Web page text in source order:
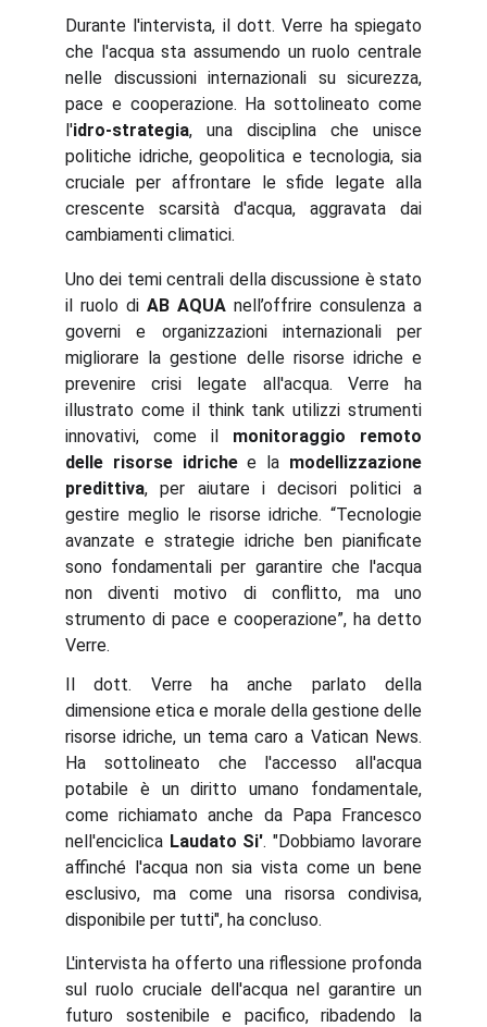
Durante l'intervista, il dott. Verre ha spiegato
che l'acqua sta assumendo un ruolo centrale
nelle discussioni internazionali su sicurezza,
pace e cooperazione. Ha sottolineato come
l'idro-strategia, una disciplina che unisce
politiche idriche, geopolitica e tecnologia, sia
cruciale per affrontare le sfide legate alla
crescente scarsità d'acqua, aggravata dai
cambiamenti climatici.
Uno dei temi centrali della discussione è stato
il ruolo di AB AQUA nell’offrire consulenza a
governi e organizzazioni internazionali per
migliorare la gestione delle risorse idriche e
prevenire crisi legate all'acqua. Verre ha
illustrato come il think tank utilizzi strumenti
innovativi, come il monitoraggio remoto
delle risorse idrichee la modellizzazione
predittiva, per aiutare i decisori politici a
gestire meglio le risorse idriche. “Tecnologie
avanzate e strategie idriche ben pianificate
sono fondamentali per garantire che l'acqua
non diventi motivo di conflitto, ma uno
strumento di pace e cooperazione”, ha detto
Verre.
Il dott. Verre ha anche parlato della
dimensione etica e morale della gestione delle
risorse idriche, un tema caro a Vatican News.
Ha sottolineato che l'accesso all'acqua
potabile è un diritto umano fondamentale,
come richiamato anche da Papa Francesco
nell'enciclica Laudato Si'. "Dobbiamo lavorare
affinché l'acqua non sia vista come un bene
esclusivo, ma come una risorsa condivisa,
disponibile per tutti", ha concluso.
L'intervista ha offerto una riflessione profonda
sul ruolo cruciale dell'acqua nel garantire un
futuro sostenibile e pacifico, ribadendo la